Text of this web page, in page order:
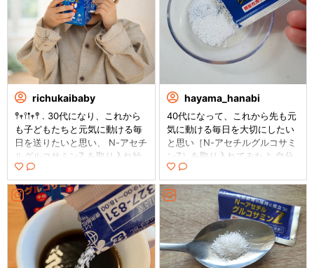
richukaibaby
𖤣𖥧𖥣𖡡𖥧𖤣 . 30代になり、これから
も子どもたちと元気に動ける毎
日を送りたいと思い、 N-アセチ
ルグルコサミンZ を取り入れ始
めました✨ 顆粒タイプでほんの
り甘く、そのままでも飲みやす
いのが嬉しいポイント。 粉末も
細かくてサッと溶けるので、朝
のコーヒーに混ぜて飲んでいま
す☕️ 1日1袋でOKなのも、忙しい
ママにはありがたい◎ 将来もひ
ざや肩、股関節などの関節軟骨
hayama_hanabi
40代になって、これから先も元
気に動ける毎日を大切にしたい
と思い［N-アセチルグルコサミ
ンZ］を取り入れてみたよ 自分
より背の高い子どもを毎日バイ
クで送迎しているから、いくつ
になってもバイクをしっかり支
えられるようにしたいと思って
る❣️ 特にひざの関節軟骨の維持
は、今から大事にしたいなと
思っているよ😊 N-アセチルグ
ルコサミンZの粉末は細かい顆